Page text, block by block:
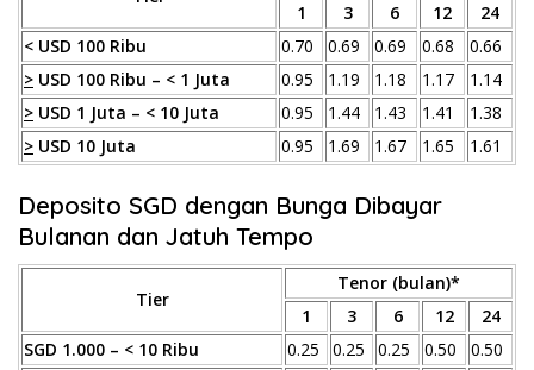
1
3 6 12
24
< USD 100 Ribu
0.70 0.69 0.69 0.68
0.66
> USD 100 Ribu – < 1 Juta 0.95 1.19 1.18 1.17
1.14
> USD 1 Juta – < 10 Juta 0.95 1.44 1.43 1.41
1.38
> USD 10 Juta 0.95 1.69 1.67 1.65 1.61
Deposito SGD dengan Bunga Dibayar
Bulanan dan Jatuh Tempo
Tier
Tenor (bulan)*
1
3 6 12
24
SGD 1.000 – < 10 Ribu
0.25 0.25 0.25 0.50
0.50